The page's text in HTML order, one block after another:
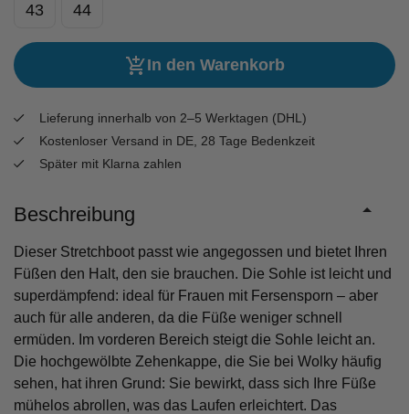
43 44
In den Warenkorb
Lieferung innerhalb von 2–5 Werktagen (DHL)
Kostenloser Versand in DE, 28 Tage Bedenkzeit
Später mit Klarna zahlen
Beschreibung
Dieser Stretchboot passt wie angegossen und bietet Ihren
Füßen den Halt, den sie brauchen. Die Sohle ist leicht und
superdämpfend: ideal für Frauen mit Fersensporn – aber
auch für alle anderen, da die Füße weniger schnell
ermüden. Im vorderen Bereich steigt die Sohle leicht an.
Die hochgewölbte Zehenkappe, die Sie bei Wolky häufig
sehen, hat ihren Grund: Sie bewirkt, dass sich Ihre Füße
mühelos abrollen, was das Laufen erleichtert. Das